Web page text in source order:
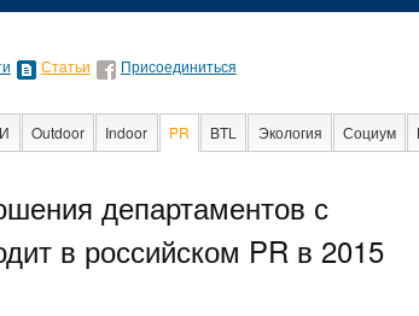
Статьи Присоединиться
Outdoor Indoor PR BTL Экология Социум
департаментов с
в российском PR в 2015